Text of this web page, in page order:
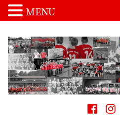
Inhalt
springen
Spvgg. Union Varl
…die Macht vom Schnakenpohl!
Facebook
MENU